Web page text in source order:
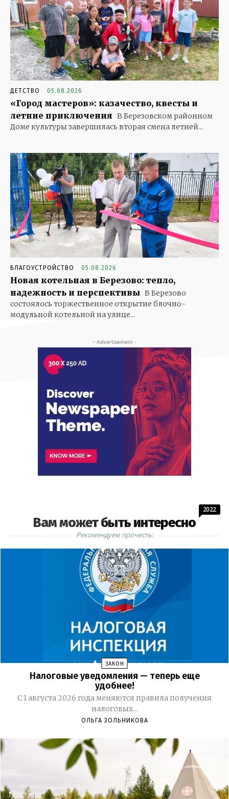
ДЕТСТВО 05.08.2026
«Город мастеров»: казачество, квесты и
летние приключения В Березовском районном
Доме культуры завершилась вторая смена летней...
БЛАГОУСТРОЙСТВО 05.08.2026
Новая котельная в Березово: тепло,
надежность и перспективы В Березово
состоялось торжественное открытие блочно-
модульной котельной на улице...
- Advertisement -
Вам может быть интересно
2022
Рекомендуем прочесть:
ЗАКОН
Налоговые уведомления — теперь еще
удобнее!
С 1 августа 2026 года меняются правила получения
налоговых...
ОЛЬГА ЗОЛЬНИКОВА